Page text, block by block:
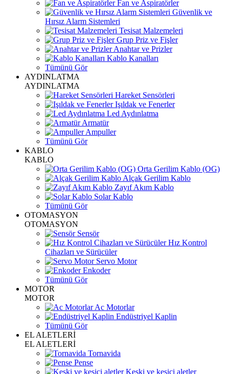
Fan ve Aspiratörler
Güvenlik ve
Hırsız Alarm Sistemleri
Tesisat Malzemeleri
Grup Priz ve Fişler
Anahtar ve Prizler
Kablo Kanalları
Tümünü Gör
AYDINLATMA
AYDINLATMA
Hareket Sensörleri
Işıldak ve Fenerler
Led Aydınlatma
Armatür
Ampuller
Tümünü Gör
KABLO
KABLO
Orta Gerilim Kablo (OG)
Alçak Gerilim Kablo
Zayıf Akım Kablo
Solar Kablo
Tümünü Gör
OTOMASYON
OTOMASYON
Sensör
Hız Kontrol
Cihazları ve Sürücüler
Servo Motor
Enkoder
Tümünü Gör
MOTOR
MOTOR
Ac Motorlar
Endüstriyel Kaplin
Tümünü Gör
EL ALETLERİ
EL ALETLERİ
Tornavida
Pense
Keski ve kesici aletler